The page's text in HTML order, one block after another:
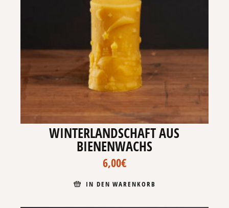
WINTERLANDSCHAFT AUS
BIENENWACHS
6,00€
IN DEN WARENKORB